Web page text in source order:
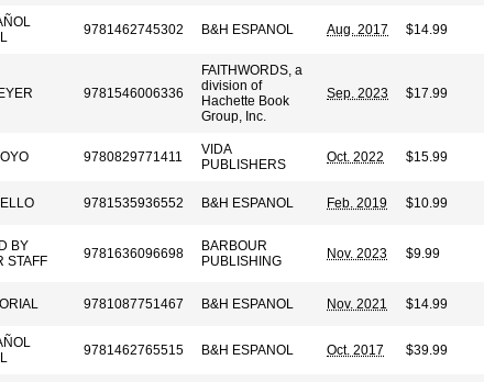
9781462745302 B&H ESPANOL Aug. 2017 $14.99
9781546006336
FAITHWORDS, a
division of
Hachette Book
Group, Inc.
Sep. 2023 $17.99
9780829771411
VIDA
PUBLISHERS
Oct. 2022 $15.99
9781535936552 B&H ESPANOL Feb. 2019 $10.99
BY
STAFF
9781636096698
BARBOUR
PUBLISHING
Nov. 2023 $9.99
9781087751467 B&H ESPANOL Nov. 2021 $14.99
9781462765515 B&H ESPANOL Oct. 2017 $39.99